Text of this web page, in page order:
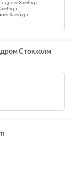
Хамбург
Хамбург
Стокхолм